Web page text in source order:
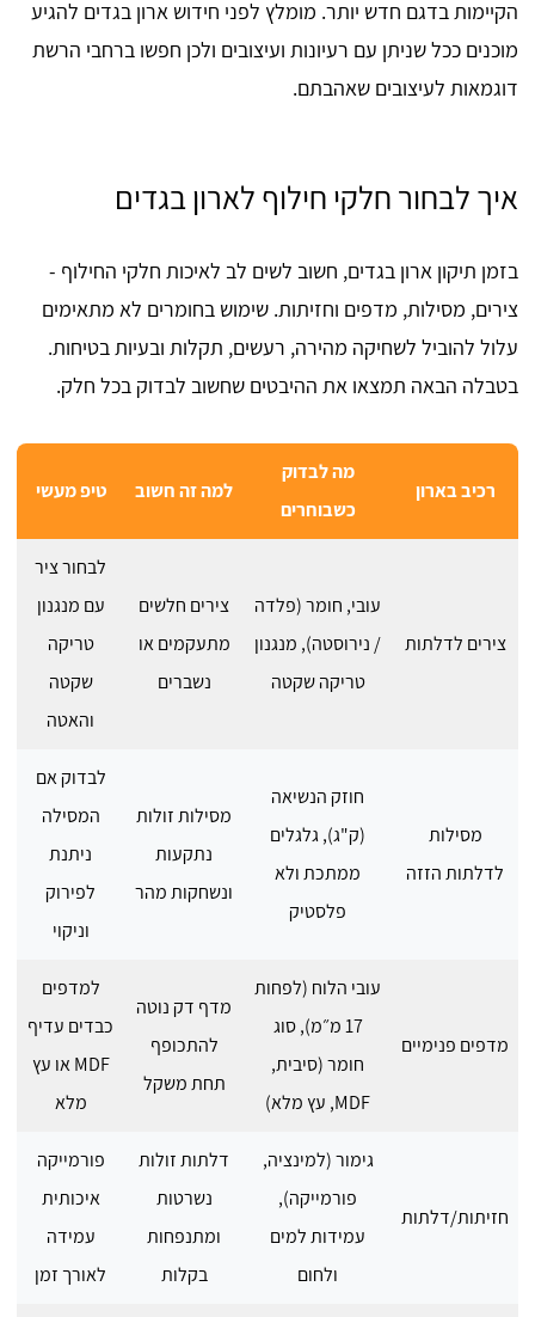
הקיימות בדגם חדש יותר. מומלץ לפני חידוש ארון בגדים להגיע
מוכנים ככל שניתן עם רעיונות ועיצובים ולכן חפשו ברחבי הרשת
דוגמאות לעיצובים שאהבתם.
איך לבחור חלקי חילוף לארון בגדים
בזמן תיקון ארון בגדים, חשוב לשים לב לאיכות חלקי החילוף -
צירים, מסילות, מדפים וחזיתות. שימוש בחומרים לא מתאימים
עלול להוביל לשחיקה מהירה, רעשים, תקלות ובעיות בטיחות.
בטבלה הבאה תמצאו את ההיבטים שחשוב לבדוק בכל חלק.
רכיב בארון
מה לבדוק
כשבוחרים
למה זה חשוב טיפ מעשי
צירים לדלתות
עובי, חומר (פלדה
/ נירוסטה), מנגנון
טריקה שקטה
צירים חלשים
מתעקמים או
נשברים
לבחור ציר
עם מנגנון
טריקה
שקטה
והאטה
מסילות
לדלתות הזזה
חוזק הנשיאה
(ק"ג), גלגלים
ממתכת ולא
פלסטיק
מסילות זולות
נתקעות
ונשחקות מהר
לבדוק אם
המסילה
ניתנת
לפירוק
וניקוי
מדפים פנימיים
עובי הלוח (לפחות
17 מ״מ), סוג
חומר (סיבית,
MDF, עץ מלא)
מדף דק נוטה
להתכופף
תחת משקל
למדפים
כבדים עדיף
MDF או עץ
מלא
חזיתות/דלתות
גימור (למינציה,
פורמייקה),
עמידות למים
ולחום
דלתות זולות
נשרטות
ומתנפחות
בקלות
פורמייקה
איכותית
עמידה
לאורך זמן